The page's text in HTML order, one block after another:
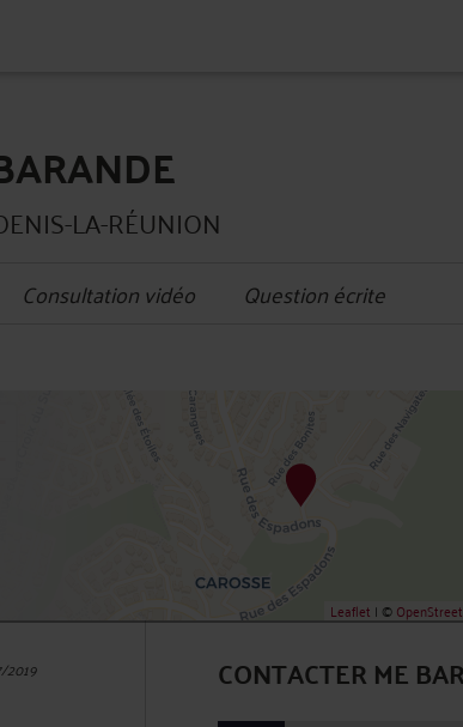
LA-RÉUNION
Consultation vidéo Question écrite
Leaflet | ©
2019 CONTACTER ME